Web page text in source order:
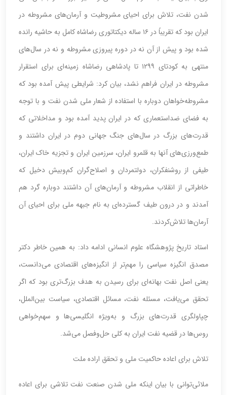
شدن نفت، تلاش برای احیای مشروطیت و آرمان‌های مشروطه در
ایران بود که تقریباً در ۱۶ ساله دیکتاتوری رضاشاه کامل به حاشیه رانده
شده بود و پیش از آن نه در دوره پیروزی مشروطه و نه در سال‌های
منتهی به کودتای ۱۲۹۹ تا پادشاهی رضاشاه زمینه‌ای برای استقرار
مشروطه در ایران فراهم نشد، بیان کرد: شرایطی پیش آمده بود که
مشروطه‌خواهان دوباره با استفاده از شعار ملی شدن نفت و با توجه
به فضای ضداستعماری ‌که در ایران پدید آمده بود و مداخلاتی که
قدرت‌های بزرگ در سال‌های جنگ جهانی دوم در ایران داشتند و
طمع‌ورزی‌های آنها به قلمرو ایران، سرزمین ایران و تجزیه خاک ایران،
طیفی از روشنفکران، دولتمردان و اصلاح‌گران کم‌وبیش دخیل که
خاطراتی از انقلاب مشروطه و آرمان‌های آن داشتند دوباره گرد هم
آمدند و در درون طیف گسترده‌ای به نام جبهه ملی برای احیای آن
آرمان‌ها تلاش‌کردند.
‌استاد تاریخ پژوهشگاه ‌علوم انسانی ادامه داد: به همین خاطر دکتر
مصدق انگیزه سیاسی را مهم‌تر از انگیزه‌های اقتصادی می‌دانست،
یعنی اصل نفت بهانه‌ای برای رسیدن به هدف بزرگ‌تری بود که اگر
تحقق می‌یافت، مسئله نفت، مسائل اقتصادی، سیاست بین‌الملل،
چپاولگری قدرت‌های بزرگ و به‌ویژه انگلیسی‌ها و سهم‌خواهی
روس‌ها در قضیه نفت ایران به کلی حل‌وفصل می‌شد.
تلاش برای اعاده حاکمیت ملی و تحقق اراده ملت
ملائی‌توانی با بیان اینکه ملی شدن صنعت نفت تلاشی برای اعاده